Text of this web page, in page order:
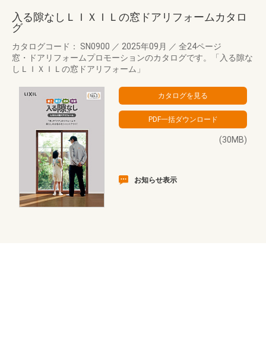
入る隙なしＬＩＸＩＬの窓ドアリフォームカタロ
グ
カタログコード： SN0900 ／ 2025年09月 ／ 全24ページ
窓・ドアリフォームプロモーションのカタログです。「入る隙な
しＬＩＸＩＬの窓ドアリフォーム」
(30MB)
お知らせ表示